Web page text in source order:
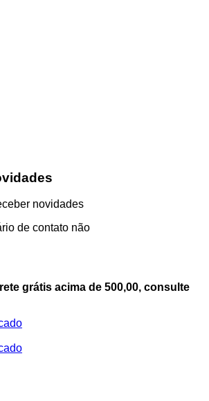
novidades
de contato não
grátis acima de 500,00, consulte